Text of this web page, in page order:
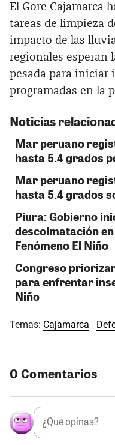
El Gore Cajamarca
tareas de limpieza
impacto de las
regionales esperan
pesada para iniciar
programadas en la
Noticias
Mar peruano
hasta 5.4 grados
Mar peruano
hasta 5.4 grados
Piura: Gobierno
descolmatación
Fenómeno El Niño
Congreso
para enfrentar
Niño
Temas: Cajamarca
0 Comentarios